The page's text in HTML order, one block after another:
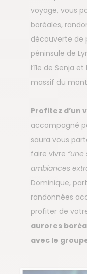
voyage, vous
boréales,
découverte de
péninsule de
l’île de Senja
massif du
Profitez d’un
accompagné
saura vous
faire vivre
ambiances
Dominique,
randonnées
profiter de
aurores
avec le